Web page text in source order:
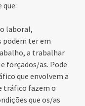
que:
laboral,
podem ter em
a trabalhar
forçados/as. Pode
que envolvem a
tráfico fazem o
que os/as